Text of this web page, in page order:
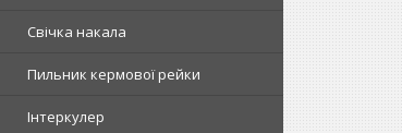
Свічка накала
Пильник кермової рейки
Інтеркулер